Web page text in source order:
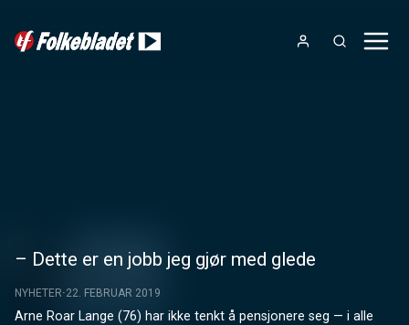
– Dette er en jobb jeg gjør med glede
NYHETER 22. FEBRUAR 2019
Arne Roar Lange (76) har ikke tenkt å pensjonere seg — i alle